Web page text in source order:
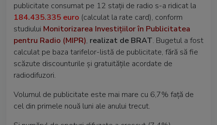
publicitate consumat pe 12 stații de radio s-a ridicat la
184.435.335 euro (calculat la rate card), conform
studiului Monitorizarea Investițiilor în Publicitatea
pentru Radio (MIPR), realizat de BRAT. Bugetul a fost
calculat pe baza tarifelor-listă de publicitate, fără să fie
scăzute discounturile și gratuitățile acordate de
radiodifuzori.
Volumul de publicitate este mai mare cu 6,7% față de
cel din primele nouă luni ale anului trecut.